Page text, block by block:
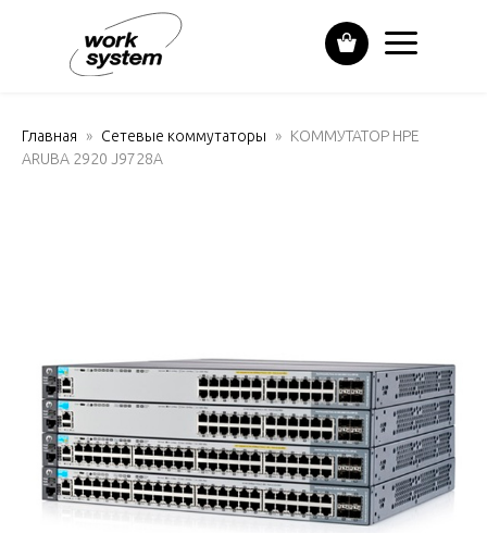
Главная Сетевые коммутаторы
КОММУТАТОР HPE
ARUBA 2920 J9728A